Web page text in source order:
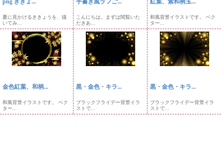
png ききょ...
夏に見かけるききょうを、描
いてみ...
手書き風ラフご...
こんにちは。まずは閲覧いた
だきあ...
紅葉、紫和柄玉...
和風背景イラストです。 ベク
ター...
金色紅葉、和柄...
和風背景イラストです。 ベク
ター...
黒・金色・キラ...
ブラックフライデー背景イラ
ストで...
黒・金色・キラ...
ブラックフライデー背景イラ
ストで...